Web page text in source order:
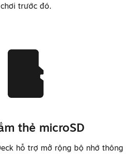
mã nguồn mở
chơi trước đó.
thẻ microSD
hỗ trợ mở rộng bộ nhớ thông